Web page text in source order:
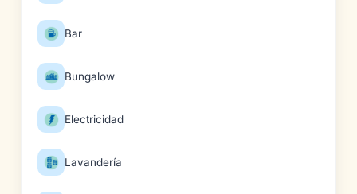
Bar
Bungalow
Electricidad
Lavandería